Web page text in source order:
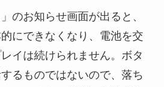
のお知らせ画面が出ると、
にできなくなり、電池を交
イは続けられません。ボタ
るものではないので、落ち